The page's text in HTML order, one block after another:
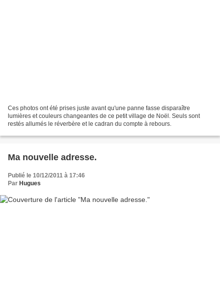
Ces photos ont été prises juste avant qu'une panne fasse disparaître
lumières et couleurs changeantes de ce petit village de Noël. Seuls sont
restés allumés le réverbère et le cadran du compte à rebours.
Ma nouvelle adresse.
Publié le 10/12/2011 à 17:46
Par Hugues